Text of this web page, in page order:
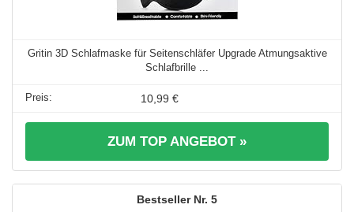
Gritin 3D Schlafmaske für Seitenschläfer Upgrade Atmungsaktive
Schlafbrille ...
10,99 €
ZUM TOP ANGEBOT »
5